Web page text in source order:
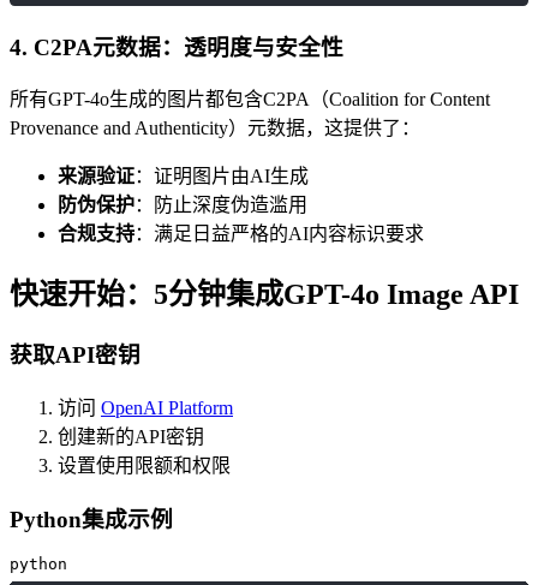
4. C2PA元数据：透明度与安全性
所有GPT-4o生成的图片都包含C2PA（Coalition for Content
Provenance and Authenticity）元数据，这提供了：
来源验证：证明图片由AI生成
防伪保护：防止深度伪造滥用
合规支持：满足日益严格的AI内容标识要求
快速开始：5分钟集成GPT-4o Image API
获取API密钥
访问 OpenAI Platform
创建新的API密钥
设置使用限额和权限
Python集成示例
python